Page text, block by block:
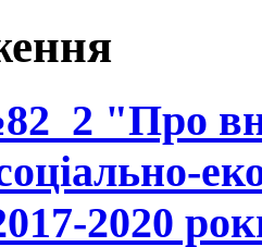
"Про
2020